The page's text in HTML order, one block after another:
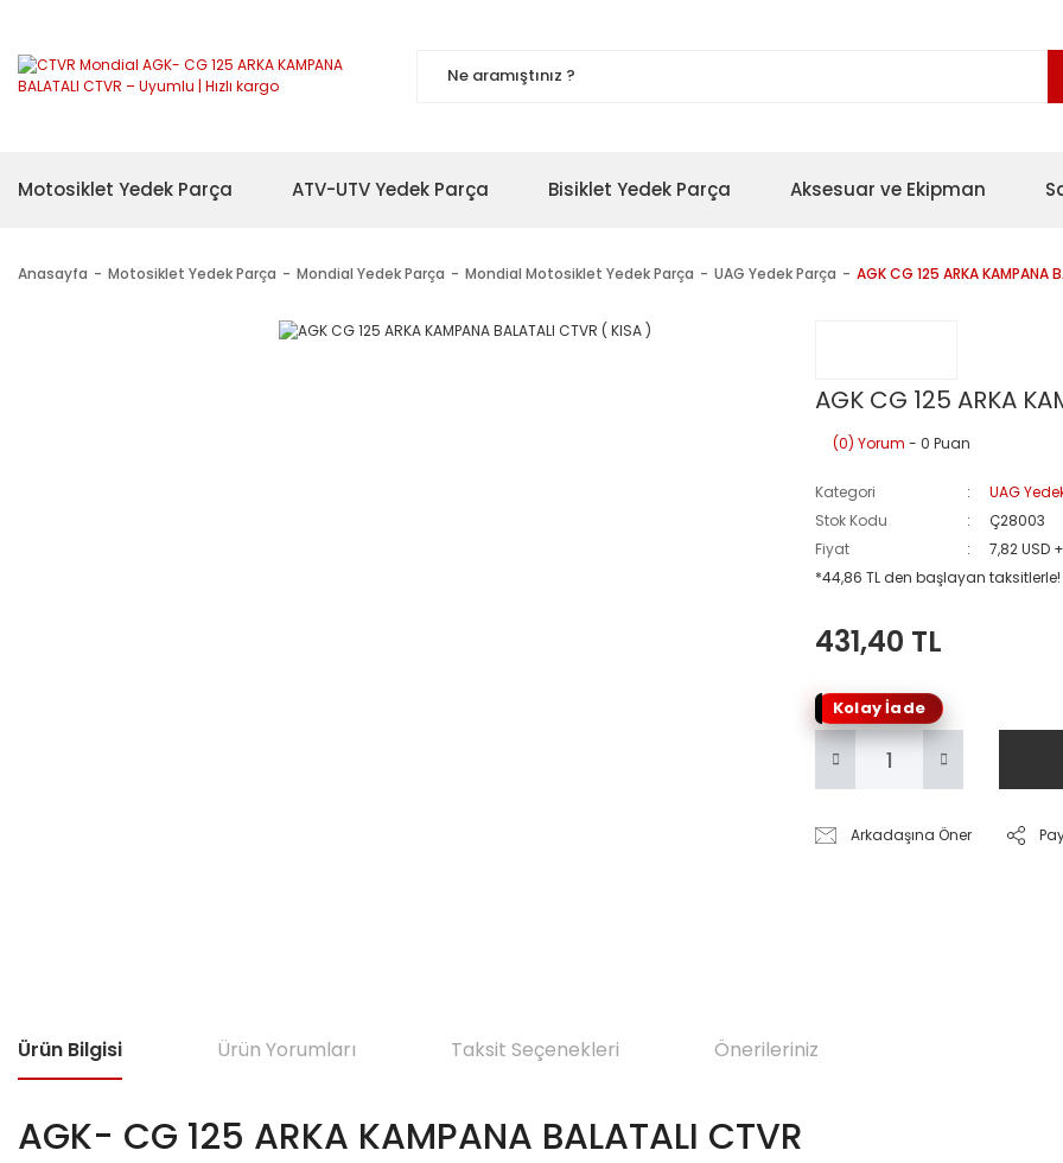
Motosiklet Yedek Parça ATV-UTV Yedek Parça Bisiklet Yedek Parça Aksesuar ve Ekipman
Anasayfa Motosiklet Yedek Parça Mondial Yedek Parça Mondial Motosiklet Yedek Parça UAG Yedek Parça AGK CG 125 ARKA KAMPANA
AGK CG 125 ARKA
(0) Yorum - 0 Puan
Kategori UAG
Stok Kodu
Ç28003
Fiyat
7,82 USD
*44,86 TL den başlayan taksitlerle!
431,40 TL
Kolay İade
Arkadaşına Öner
Ürün Bilgisi Ürün Yorumları Taksit Seçenekleri Önerileriniz
AGK- CG 125 ARKA KAMPANA BALATALI CTVR